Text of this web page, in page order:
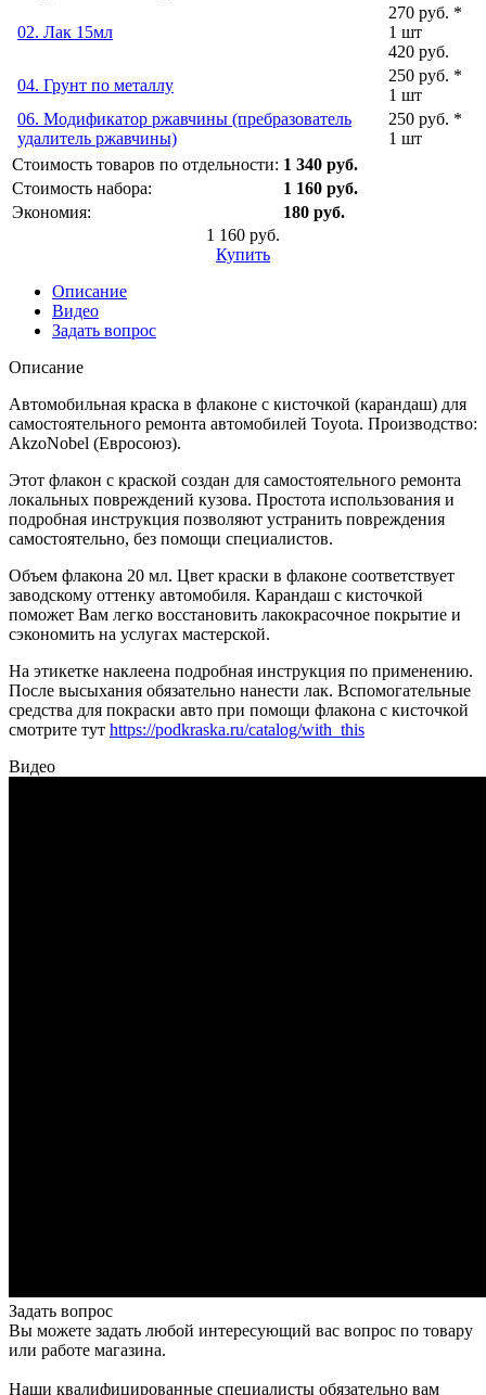
02. Лак 15мл
270 руб. *
1 шт
420 руб.
04. Грунт по металлу
250 руб. *
1 шт
06. Модификатор ржавчины (пребразователь
удалитель ржавчины)
250 руб. *
1 шт
Стоимость товаров по отдельности: 1 340 руб.
Стоимость набора:
1 160 руб.
Экономия:
180 руб.
1 160 руб.
Купить
Описание
Видео
Задать вопрос
Описание
Автомобильная краска в флаконе с кисточкой (карандаш) для
самостоятельного ремонта автомобилей Toyota. Производство:
AkzoNobel (Евросоюз).
Этот флакон с краской создан для самостоятельного ремонта
локальных повреждений кузова. Простота использования и
подробная инструкция позволяют устранить повреждения
самостоятельно, без помощи специалистов.
Объем флакона 20 мл. Цвет краски в флаконе соответствует
заводскому оттенку автомобиля. Карандаш с кисточкой
поможет Вам легко восстановить лакокрасочное покрытие и
сэкономить на услугах мастерской.
На этикетке наклеена подробная инструкция по применению.
После высыхания обязательно нанести лак. Вспомогательные
средства для покраски авто при помощи флакона с кисточкой
смотрите тут https://podkraska.ru/catalog/with_this
Видео
Задать вопрос
Вы можете задать любой интересующий вас вопрос по товару
или работе магазина.
Наши квалифицированные специалисты обязательно вам